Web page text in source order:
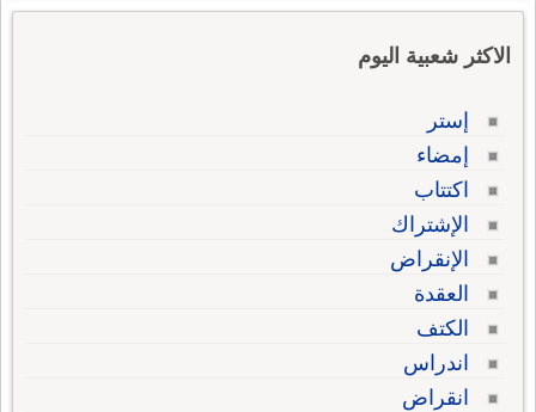
الاكثر شعبية اليوم
إستر
إمضاء
اكتتاب
الإشتراك
الإنقراض
العقدة
الكتف
اندراس
انقراض